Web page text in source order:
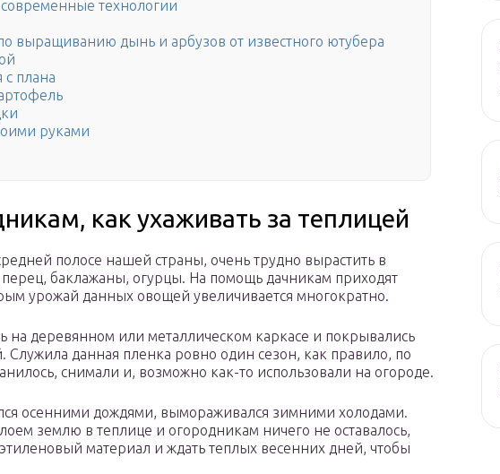
современные технологии
выращиванию дынь и арбузов от известного ютубера
с плана
руками
как ухаживать за теплицей
полосе нашей страны, очень трудно вырастить в
баклажаны, огурцы. На помощь дачникам приходят
урожай данных овощей увеличивается многократно.
на деревянном или металлическом каркасе и покрывались
Служила данная пленка ровно один сезон, как правило, по
снимали и, возможно как-то использовали на огороде.
осенними дождями, вымораживался зимними холодами.
землю в теплице и огородникам ничего не оставалось,
материал и ждать теплых весенних дней, чтобы